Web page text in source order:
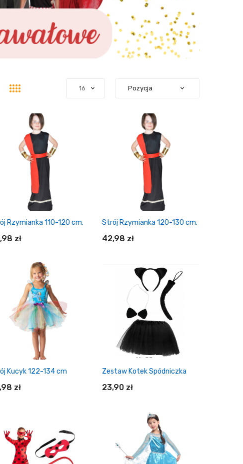
Dodaj do koszyka
Rzymianka 110-120 cm.
zł
Dodaj do koszyka
Strój Rzymianka 120-130 cm.
42,98 zł
Dodaj do koszyka
Kucyk 122-134 cm
zł
Dodaj do koszyka
Zestaw Kotek Spódniczka
23,90 zł